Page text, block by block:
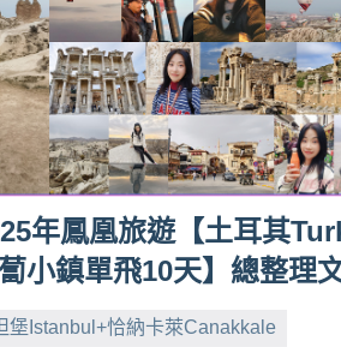
年鳳凰旅遊【土耳其
小鎮單飛10天】總整理
堡Istanbul+恰納卡萊Canakkale